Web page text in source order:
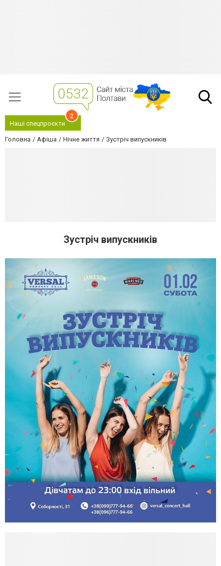
Наші спецпроєкти
2
Головна Афіша Нічне життя Зустріч випускників
Зустріч випускників